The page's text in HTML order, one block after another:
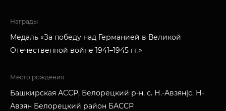
Награды
Медаль «За победу над Германией в Великой
Отечественной войне 1941–1945 гг.»
Место рождения
Башкирская АССР, Белорецкий р-н, с. Н.-Авзян|с. Н-
Авзян Белорецкий район БАССР